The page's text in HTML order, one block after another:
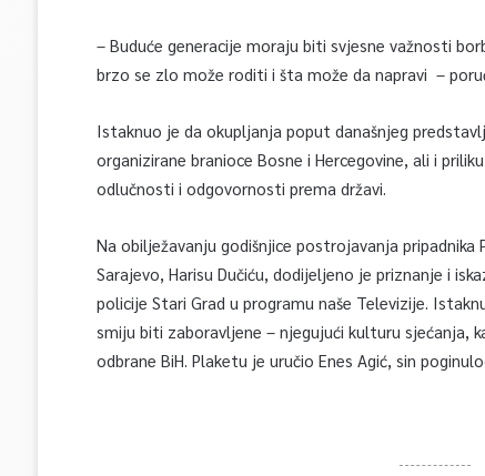
– Buduće generacije moraju biti svjesne važnosti
brzo se zlo može roditi i šta može da napravi –
Istaknuo je da okupljanja poput današnjeg
organizirane branioce Bosne i Hercegovine, ali i
odlučnosti i odgovornosti prema državi.
Na obilježavanju godišnjice postrojavanja
Sarajevo, Harisu Dučiću, dodijeljeno je priznanje i
policije Stari Grad u programu naše Televizije.
smiju biti zaboravljene – njegujući kulturu sjećanja,
odbrane BiH. Plaketu je uručio Enes Agić, sin